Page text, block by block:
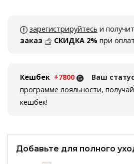
зарегистрируйтесь и
заказ
СКИДКА 2%при
Кешбек +7800 Ваш статус
программе лояльности,
кешбек!
Добавьте для полного